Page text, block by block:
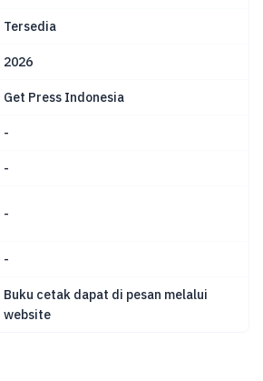
Tersedia
2026
Get Press Indonesia
-
-
-
-
Buku cetak dapat di pesan melalui
website